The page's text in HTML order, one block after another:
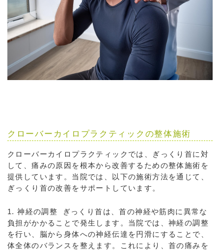
クローバーカイロプラクティックの整体施術
クローバーカイロプラクティックでは、ぎっくり首に対
して、痛みの原因を根本から改善するための整体施術を
提供しています。当院では、以下の施術方法を通じて、
ぎっくり首の改善をサポートしています。
1. 神経の調整 ぎっくり首は、首の神経や筋肉に異常な
負担がかかることで発生します。当院では、神経の調整
を行い、脳から身体への神経伝達を円滑にすることで、
体全体のバランスを整えます。これにより、首の痛みを